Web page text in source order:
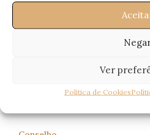
Ver
Política de Cookies
Escorpião
23 Outubro – 21
Corpo celeste dominante: